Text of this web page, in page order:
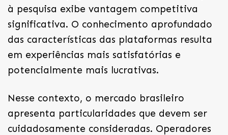
à pesquisa exibe vantagem competitiva
significativa. O conhecimento aprofundado
das características das plataformas resulta
em experiências mais satisfatórias e
potencialmente mais lucrativas.
Nesse contexto, o mercado brasileiro
apresenta particularidades que devem ser
cuidadosamente consideradas. Operadores